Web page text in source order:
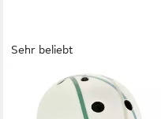
Sehr beliebt
SCOOT AND RIDE
Kinderhelm Highwaykick